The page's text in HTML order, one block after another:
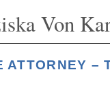
Von
ATTORNEY –